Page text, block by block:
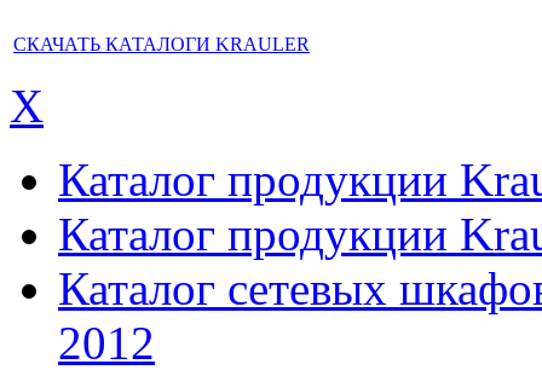
СКАЧАТЬ КАТАЛОГИ KRAULER
X
Каталог продукции
Каталог продукции
Каталог сетевых
2012